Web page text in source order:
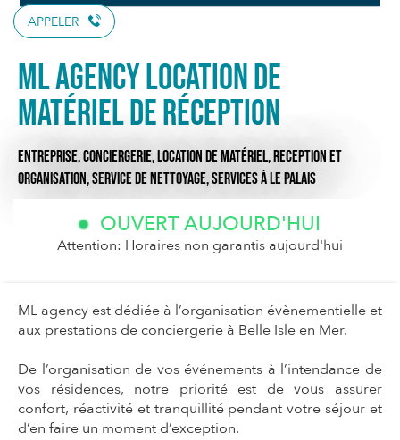
APPELER
ML Agency Location de
matériel de réception
ENTREPRISE,CONCIERGERIE,LOCATION DE MATÉRIEL,RECEPTION ET
ORGANISATION,SERVICE DE NETTOYAGE,SERVICESÀ LE PALAIS
OUVERT AUJOURD'HUI
Attention: Horaires non garantis aujourd'hui
ML agency est dédiée à l’organisation évènementielle et
aux prestations de conciergerie à Belle Isle en Mer.
De l’organisation de vos événements à l’intendance de
vos résidences, notre priorité est de vous assurer
confort, réactivité et tranquillité pendant votre séjour et
d’en faire un moment d’exception.